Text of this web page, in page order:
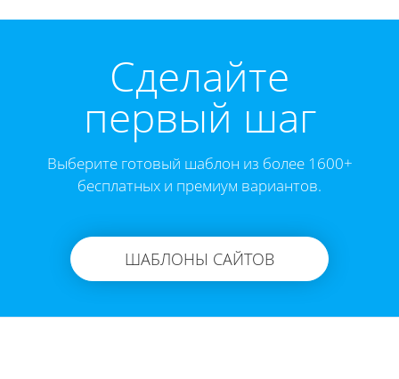
Cделайте
первый шаг
Выберите готовый шаблон из более 1600+
бесплатных и премиум вариантов.
ШАБЛОНЫ САЙТОВ